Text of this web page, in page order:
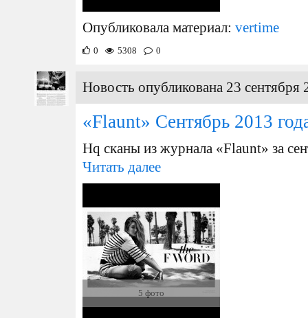
Опубликовала материал: vertime
0 5308 0
Новость опубликована 23 сентября
«Flaunt» Сентябрь 2013
Hq сканы из журнала «Flaunt» за
Читать далее
5 фото